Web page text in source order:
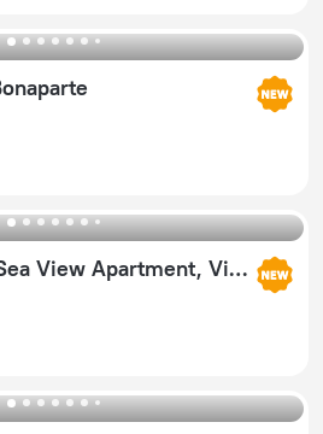
Rare! Terrace with Sea View Apartment, Vieux Nice